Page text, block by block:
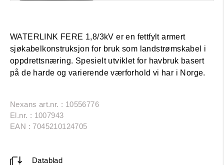
WATERLINK FERE 1,8/3kV er en fettfylt armert
sjøkabelkonstruksjon for bruk som landstrømskabel i
oppdrettsnæring. Spesielt utviklet for havbruk basert
på de harde og varierende værforhold vi har i Norge.
Nexans art.nr. : 10556776
El.nr. : 1007943
EAN : 7045210124705
Datablad